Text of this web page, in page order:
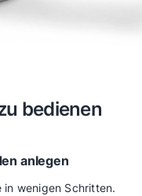
bedienen
anlegen
in wenigen Schritten.